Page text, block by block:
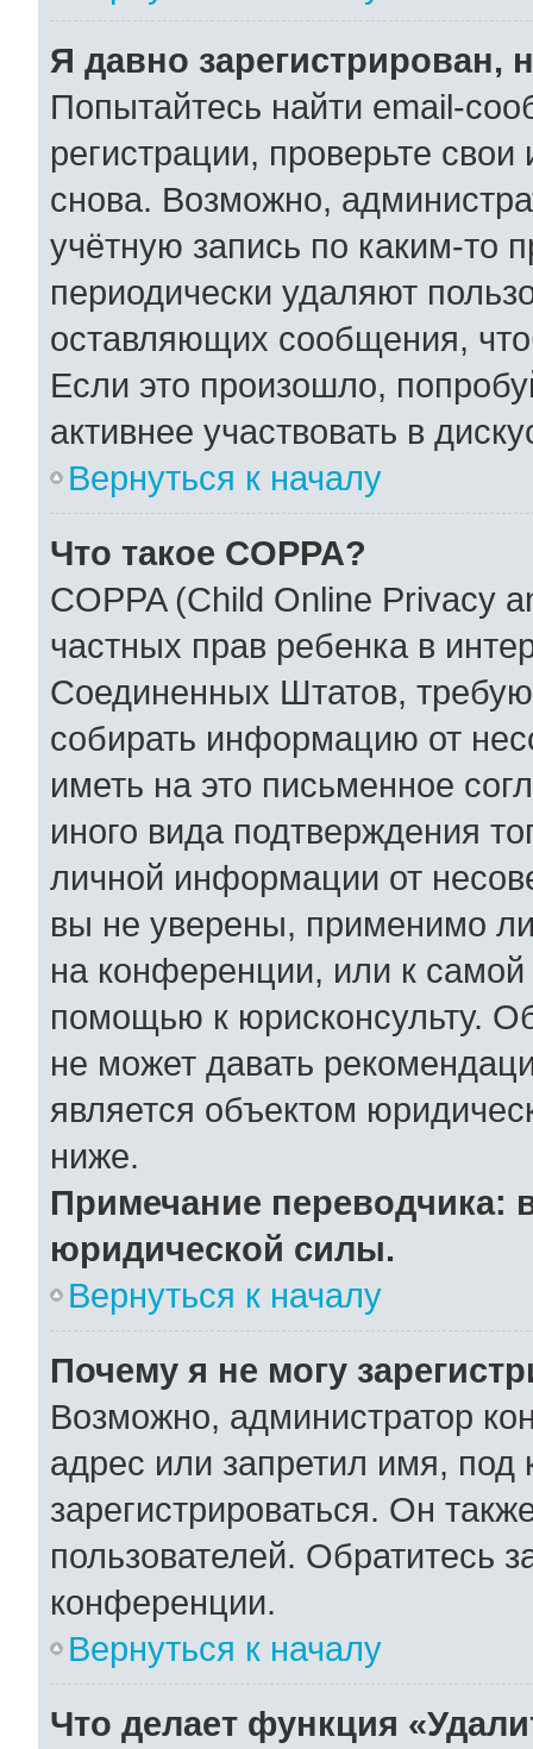
Я давно зарегистрирован,
Попытайтесь найти email-
регистрации, проверьте
снова. Возможно,
учётную запись по каким-то
периодически удаляют
оставляющих сообщения,
Если это произошло,
активнее участвовать в
Вернуться к началу
Что такое COPPA?
COPPA (Child Online Privacy
частных прав ребенка в
Соединенных Штатов,
собирать информацию от
иметь на это письменное
иного вида подтверждения
личной информации от
вы не уверены, применимо
на конференции, или к
помощью к юрисконсульту.
не может давать
является объектом
ниже.
Примечание переводчика:
юридической силы.
Вернуться к началу
Почему я не могу
Возможно, администратор
адрес или запретил имя,
зарегистрироваться. Он
пользователей. Обратитесь
конференции.
Вернуться к началу
Что делает функция